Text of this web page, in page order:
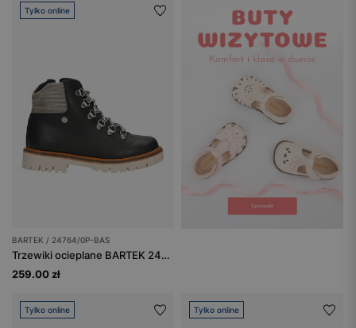
Tylko online
BARTEK / 24764/0P-BAS
Trzewiki ocieplane BARTEK 24764/0P-BAS, brązowy
259.00 zł
Tylko online Tylko online